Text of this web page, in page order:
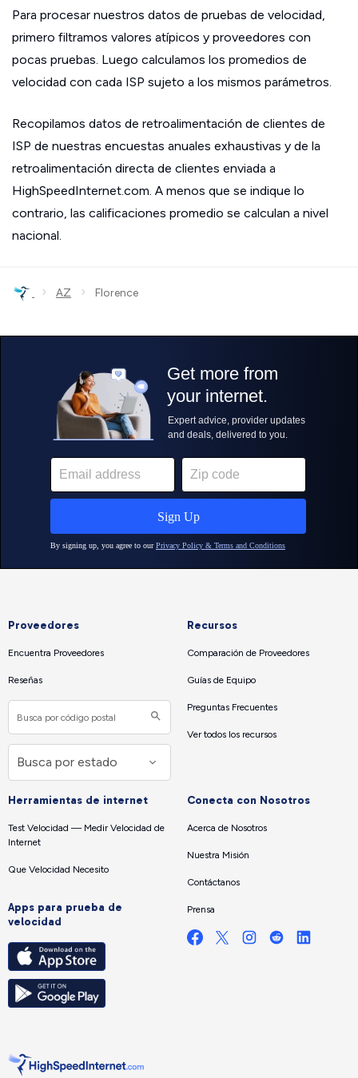
Para procesar nuestros datos de pruebas de velocidad,
primero filtramos valores atípicos y proveedores con
pocas pruebas. Luego calculamos los promedios de
velocidad con cada ISP sujeto a los mismos parámetros.
Recopilamos datos de retroalimentación de clientes de
ISP de nuestras encuestas anuales exhaustivas y de la
retroalimentación directa de clientes enviada a
HighSpeedInternet.com. A menos que se indique lo
contrario, las calificaciones promedio se calculan a nivel
nacional.
› AZ › Florence
Proveedores
Encuentra Proveedores
Reseñas
Recursos
Comparación de Proveedores
Guías de Equipo
Preguntas Frecuentes
Ver todos los recursos
Herramientas de internet
Test Velocidad — Medir Velocidad de
Internet
Que Velocidad Necesito
Apps para prueba de
velocidad
Conecta con Nosotros
Acerca de Nosotros
Nuestra Misión
Contáctanos
Prensa